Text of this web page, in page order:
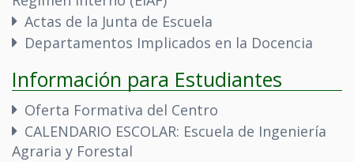
Actas de la Junta de Escuela
Departamentos Implicados en la Docencia
Información para Estudiantes
Oferta Formativa del Centro
CALENDARIO ESCOLAR: Escuela de Ingeniería
Agraria y Forestal